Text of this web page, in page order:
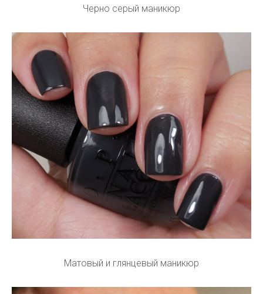
Черно серый маникюр
Матовый и глянцевый маникюр